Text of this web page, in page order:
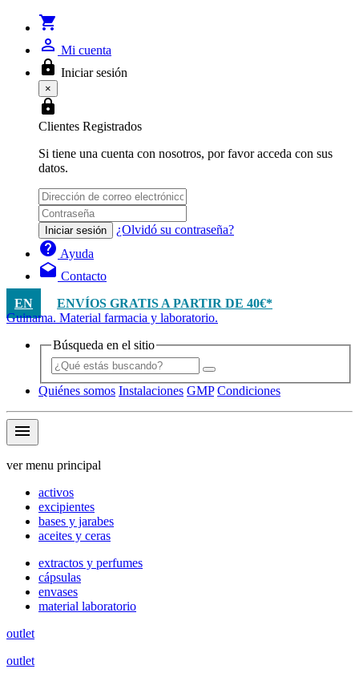
shopping_cart
person_outline Mi cuenta
lock Iniciar sesión
×
lock
Clientes Registrados
Si tiene una cuenta con nosotros, por favor acceda con sus
datos.
Iniciar sesión ¿Olvidó su contraseña?
help Ayuda
drafts Contacto
EN
ENVÍOS GRATIS A PARTIR DE 40€*
Guinama. Material farmacia y laboratorio.
Búsqueda en el sitio
Quiénes somos Instalaciones GMP Condiciones
menu
ver menu principal
activos
excipientes
bases y jarabes
aceites y ceras
extractos y perfumes
cápsulas
envases
material laboratorio
outlet
outlet